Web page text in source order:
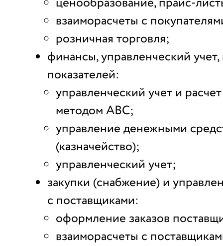
взаиморасчеты с
розничная торговля;
финансы, управленческий
показателей:
управленческий учет и
методом ABC;
управление денежными
(казначейство);
управленческий учет;
закупки (снабжение) и
с поставщиками:
оформление заказов
взаиморасчеты с